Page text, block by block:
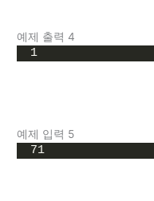
예제 출력 4
1
예제 입력 5
71